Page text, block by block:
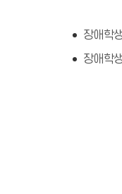
장애학
장애학